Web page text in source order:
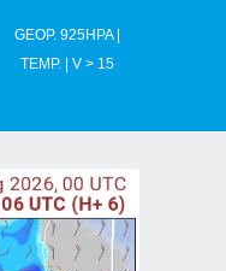
GEOP. 925HPA |
TEMP. | V > 15